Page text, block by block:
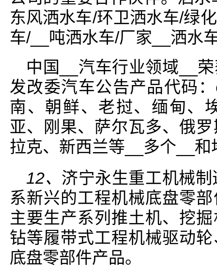
东风洒水车/环卫洒水车/绿
车/__吨洒水车/厂家__洒水
中国__汽车行业领域__
发改委汽车公告产品代码
南、朝鲜、老挝、缅甸、
亚、刚果、萨尔瓦多、俄
拉克、新西兰等__多个__和
12、 济宁永生重工机械
系新兴的工程机械底盘零
主要生产系列推土机、挖
钻等履带式工程机械驱动
底盘零部件产品。